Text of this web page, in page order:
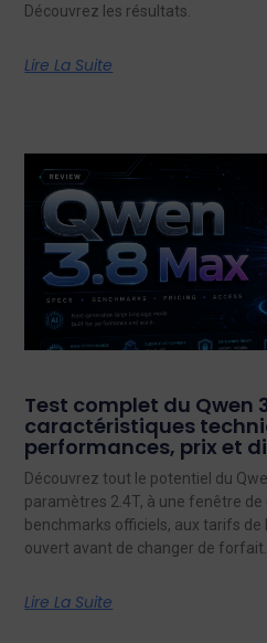
Découvrez les résultats.
Lire La Suite
Test complet du Qwen
caractéristiques
performances, prix et
Découvrez tout le potentiel du
paramètres 2.4T, à une fenêtre de
benchmarks officiels, aux tarifs
ouvert avant de changer de forfait.
Lire La Suite